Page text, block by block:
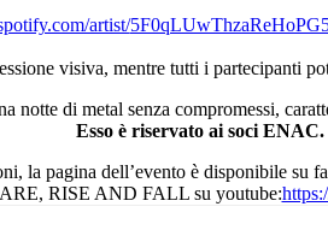
artist/
visiva, mentre tutti i
notte di metal senza compromessi,
Esso è riservato ai soci ENAC.
la pagina dell’evento è disponibile su
RISE AND FALL su youtube: